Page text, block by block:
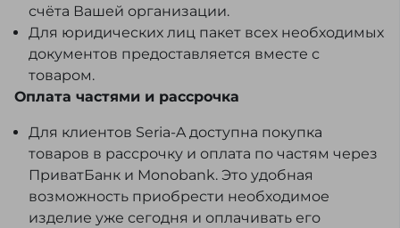
счёта Вашей организации.
Для юридических лиц пакет всех необходимых
документов предоставляется вместе с
товаром.
Оплата частями и рассрочка
Для клиентов Seria-A доступна покупка
товаров в рассрочку и оплата по частям через
ПриватБанк и Monobank. Это удобная
возможность приобрести необходимое
изделие уже сегодня и оплачивать его